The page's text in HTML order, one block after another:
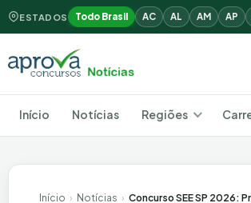
ESTADOS Todo Brasil AC AL AM AP
Início Notícias Regiões
Início › Notícias › Concurso SEE SP 2026: